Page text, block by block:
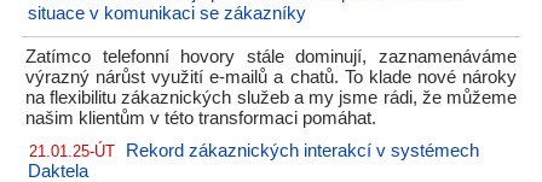
situace v komunikaci se zákazníky
Zatímco telefonní hovory stále dominují, zaznamenáváme
výrazný nárůst využití e-mailů a chatů. To klade nové nároky
na flexibilitu zákaznických služeb a my jsme rádi, že můžeme
našim klientům v této transformaci pomáhat.
21.01.25-ÚT
Rekord zákaznických interakcí v systémech
Daktela